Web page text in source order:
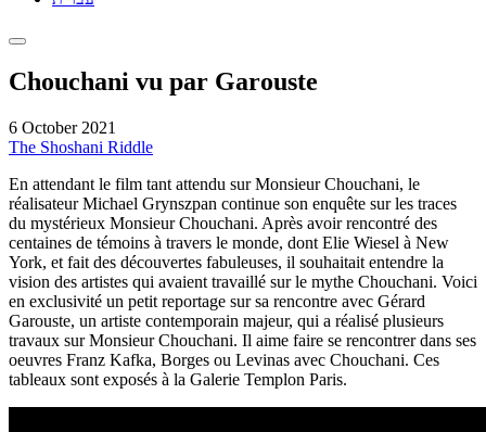
Chouchani vu par Garouste
6 October 2021
The Shoshani Riddle
En attendant le film tant attendu sur Monsieur Chouchani, le
réalisateur Michael Grynszpan continue son enquête sur les traces
du mystérieux Monsieur Chouchani. Après avoir rencontré des
centaines de témoins à travers le monde, dont Elie Wiesel à New
York, et fait des découvertes fabuleuses, il souhaitait entendre la
vision des artistes qui avaient travaillé sur le mythe Chouchani. Voici
en exclusivité un petit reportage sur sa rencontre avec Gérard
Garouste, un artiste contemporain majeur, qui a réalisé plusieurs
travaux sur Monsieur Chouchani. Il aime faire se rencontrer dans ses
oeuvres Franz Kafka, Borges ou Levinas avec Chouchani. Ces
tableaux sont exposés à la Galerie Templon Paris.